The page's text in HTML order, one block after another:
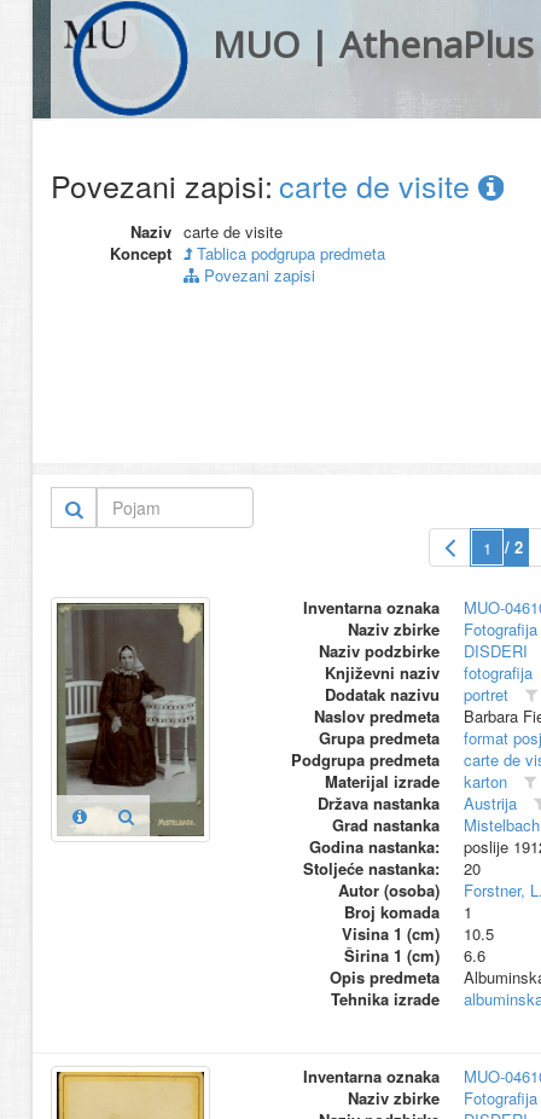
MUO | AthenaPlus
Povezani zapisi:carte de visite
Naziv carte de visite
Koncept
Tablica podgrupa predmeta
Povezani zapisi
/ 2
Inventarna oznaka
MUO-
Naziv zbirke
Naziv podzbirke
DISDERI
Književni naziv
fotografija
Dodatak nazivu
portret
Naslov predmeta
Barbara
Grupa predmeta
format
Podgrupa predmeta
carte de
Materijal izrade
karton
Država nastanka
Austrija
Grad nastanka
Mistelbach
Godina nastanka:
poslije
Stoljeće nastanka:
20
Autor (osoba)
Forstner,
Broj komada
1
Visina 1 (cm)
10.5
Širina 1 (cm)
6.6
Opis predmeta
Tehnika izrade
Inventarna oznaka
MUO-
Naziv zbirke